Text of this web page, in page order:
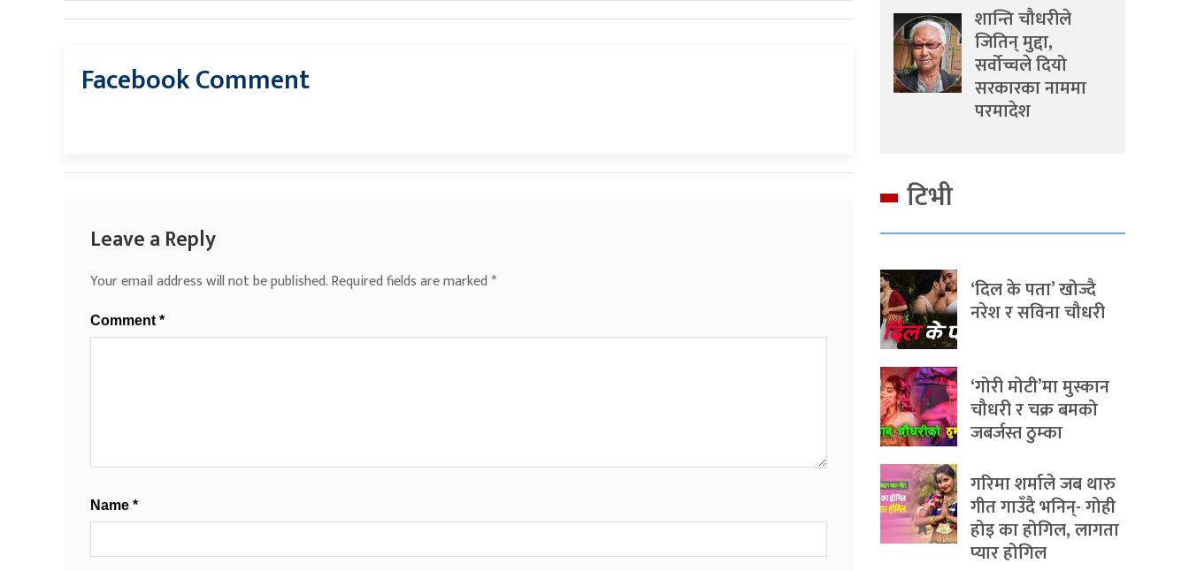
Facebook Comment
Leave a Reply
Your email address will not be published.Required fields are marked*
Comment *
Name *
शान्ति चौधरीले
जितिन् मुद्दा,
सर्वोच्चले दियो
सरकारका नाममा
परमादेश
टिभी
‘दिल के पता’ खोज्दै
नरेश र सविना चौधरी
‘गोरी मोटी’मा मुस्कान
चौधरी र चक्र बमको
जबर्जस्त ठुम्का
गरिमा शर्माले जब थारु
गीत गाउँदै भनिन्- गोही
होइ का होगिल, लागता
प्यार होगिल